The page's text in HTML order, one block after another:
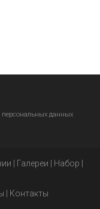
данных
| Галереи | Набор |
| Контакты